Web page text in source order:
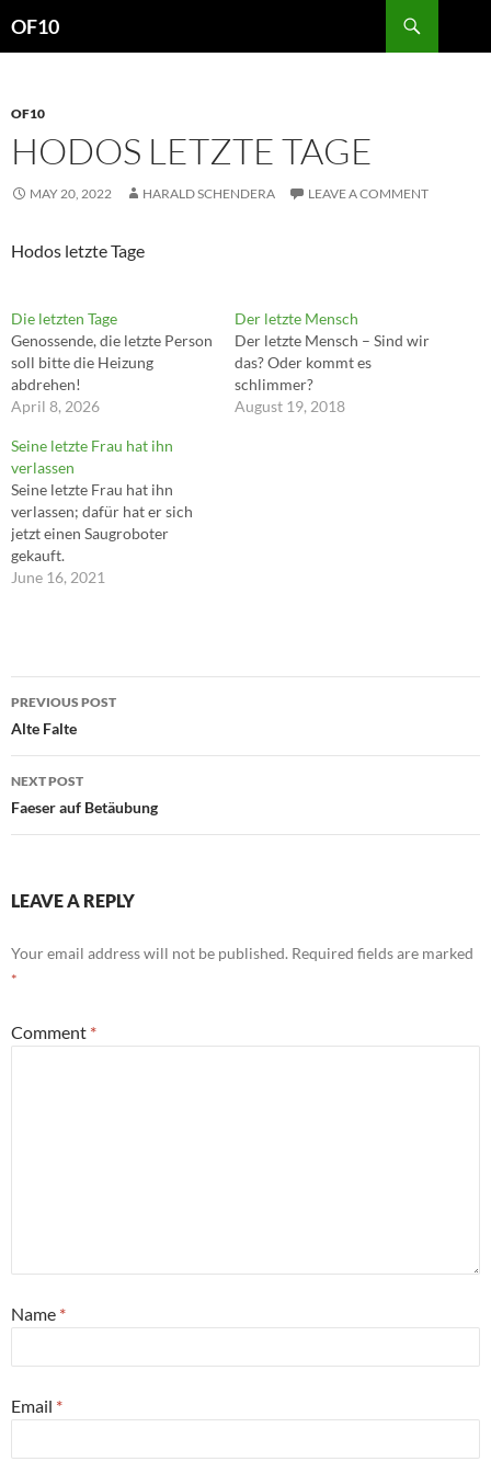
OF10
OF10
HODOS LETZTE TAGE
MAY 20, 2022 HARALD SCHENDERA LEAVE A COMMENT
Hodos letzte Tage
Die letzten Tage
Genossende, die letzte Person
soll bitte die Heizung
abdrehen!
April 8, 2026
Der letzte Mensch
Der letzte Mensch – Sind wir
das? Oder kommt es
schlimmer?
August 19, 2018
Seine letzte Frau hat ihn
verlassen
Seine letzte Frau hat ihn
verlassen; dafür hat er sich
jetzt einen Saugroboter
gekauft.
June 16, 2021
Post
navigation
PREVIOUS POST
Alte Falte
NEXT POST
Faeser auf Betäubung
LEAVE A REPLY
Your email address will not be published. Required fields are marked
*
Comment *
Name *
Email *